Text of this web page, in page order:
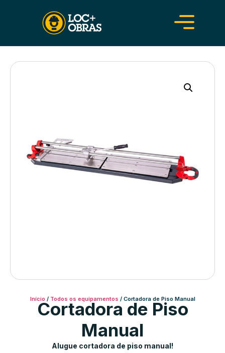
Início / Todos os equipamentos / Cortadora de Piso Manual
Cortadora de Piso
Manual
Alugue cortadora de piso manual!